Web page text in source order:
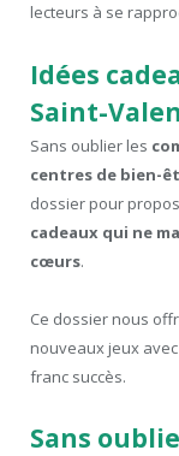
lecteurs à se
Idées
Saint-
Sans oublier les
centres de bien-
dossier pour
cadeaux qui ne
cœurs.
Ce dossier nous
nouveaux jeux
franc succès.
Sans